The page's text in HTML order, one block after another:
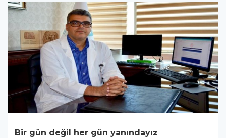
Bir gün değil her gün yanındayız